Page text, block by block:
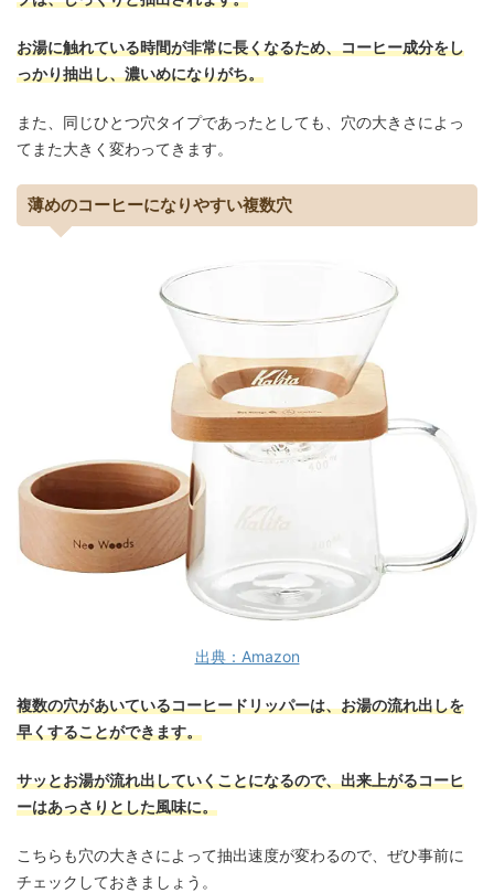
お湯に触れている時間が非常に長くなるため、コーヒー成分をし
っかり抽出し、濃いめになりがち。
また、同じひとつ穴タイプであったとしても、穴の大きさによっ
てまた大きく変わってきます。
薄めのコーヒーになりやすい複数穴
出典：Amazon
複数の穴があいているコーヒードリッパーは、お湯の流れ出しを
早くすることができます。
サッとお湯が流れ出していくことになるので、出来上がるコーヒ
ーはあっさりとした風味に。
こちらも穴の大きさによって抽出速度が変わるので、ぜひ事前に
チェックしておきましょう。